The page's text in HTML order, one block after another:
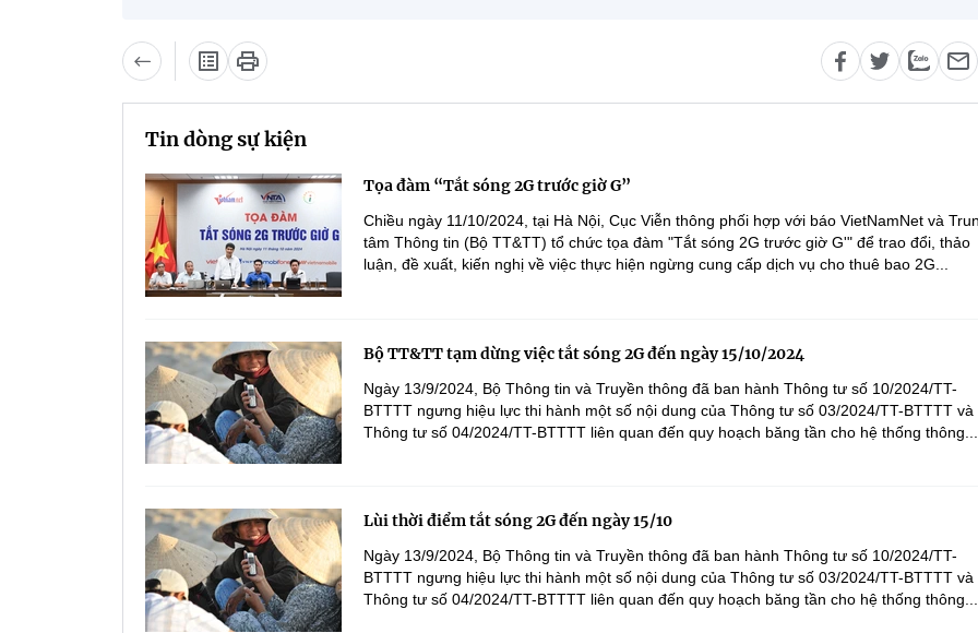
Tin dòng sự kiện
Tọa đàm “Tắt sóng 2G trước giờ G”
Chiều ngày 11/10/2024, tại Hà Nội, Cục Viễn thông phối hợp với báo VietNamNet và
tâm Thông tin (Bộ TT&TT) tổ chức tọa đàm "Tắt sóng 2G trước giờ G'" để trao đổi, thảo
luận, đề xuất, kiến nghị về việc thực hiện ngừng cung cấp dịch vụ cho thuê bao 2G...
Bộ TT&TT tạm dừng việc tắt sóng 2G đến ngày 15/10/2024
Ngày 13/9/2024, Bộ Thông tin và Truyền thông đã ban hành Thông tư số 10/2024/TT-
BTTTT ngưng hiệu lực thi hành một số nội dung của Thông tư số 03/2024/TT-BTTTT và
Thông tư số 04/2024/TT-BTTTT liên quan đến quy hoạch băng tần cho hệ thống thông...
Lùi thời điểm tắt sóng 2G đến ngày 15/10
Ngày 13/9/2024, Bộ Thông tin và Truyền thông đã ban hành Thông tư số 10/2024/TT-
BTTTT ngưng hiệu lực thi hành một số nội dung của Thông tư số 03/2024/TT-BTTTT và
Thông tư số 04/2024/TT-BTTTT liên quan đến quy hoạch băng tần cho hệ thống thông...